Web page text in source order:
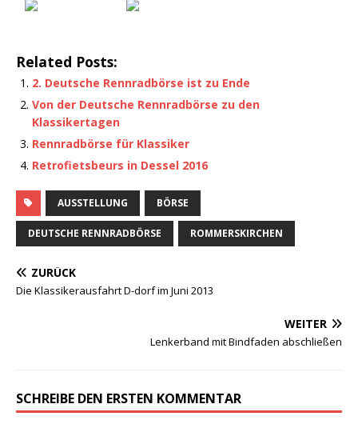
Related Posts:
2. Deutsche Rennradbörse ist zu Ende
Von der Deutsche Rennradbörse zu den
Klassikertagen
Rennradbörse für Klassiker
Retrofietsbeurs in Dessel 2016
AUSSTELLUNG BÖRSE
DEUTSCHE RENNRADBÖRSE ROMMERSKIRCHEN
ZURÜCK
Die Klassikerausfahrt D-dorf im Juni 2013
WEITER
Lenkerband mit Bindfaden abschließen
SCHREIBE DEN ERSTEN KOMMENTAR